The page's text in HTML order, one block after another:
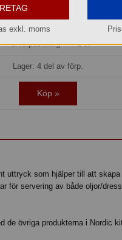
Del av förpackning =
745,20 kr
Hel förpackning =4*1 st
Lager: 4 del av förp.
Köp »
uttryck som hjälper till att
för servering av både oljor/
de övriga produkterna i Nordic
exkl. moms